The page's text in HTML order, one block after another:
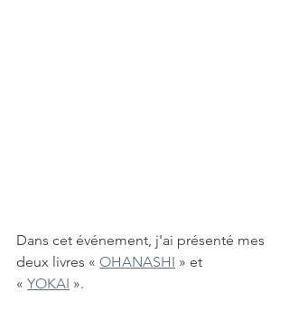
Dans cet événement, j'ai présenté mes
deux livres « OHANASHI » et
« YOKAI ».